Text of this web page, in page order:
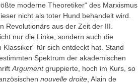
moderne Theoretiker“ des Marxismus
nicht als toter Hund behandelt wird.
Revolutionärs aus der Zeit der III.
nur die Linke, sondern auch die
für sich entdeckt hat. Stand
Spektrum der akademischen
Argumentgruppierte, hoch im Kurs, so
nouvelle droite , Alain de